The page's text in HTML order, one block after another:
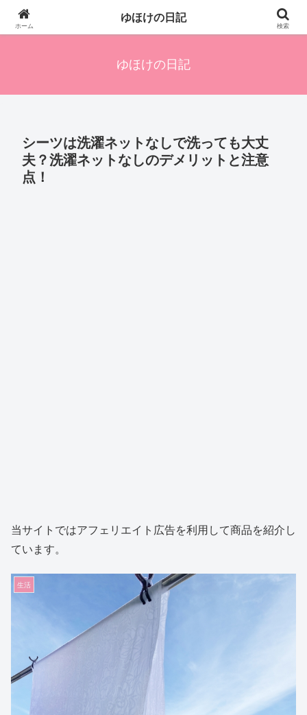
四人の子を持つ母のズボラ生活備忘録です。興味のあることアレやコレ、色々
発信します。
ゆほけの日記
シーツは洗濯ネットなしで洗っても大丈
夫？洗濯ネットなしのデメリットと注意
点！
当サイトではアフェリエイト広告を利用して商品を紹介し
ています。
生活
ホーム
ゆほけの日記
検索